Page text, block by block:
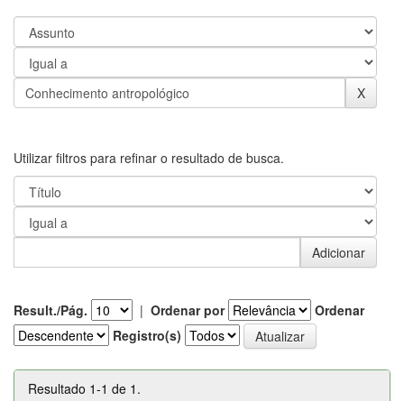
Utilizar filtros para refinar o resultado de busca.
Result./Pág. | Ordenar por
Ordenar
Registro(s)
Resultado 1-1 de 1.